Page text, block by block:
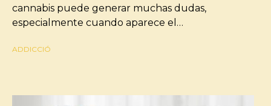
cannabis puede generar muchas dudas,
especialmente cuando aparece el…
ADDICCIÓ